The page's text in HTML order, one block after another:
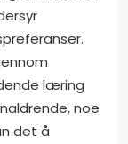
læring
noe
det å